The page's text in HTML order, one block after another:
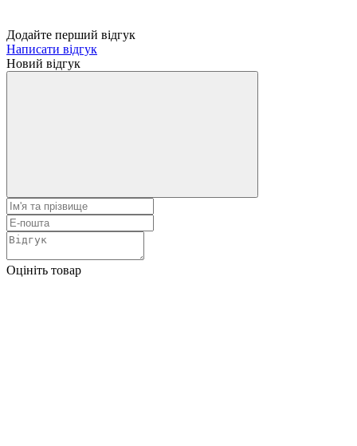
Додайте перший відгук
Написати відгук
Новий відгук
Оцініть товар